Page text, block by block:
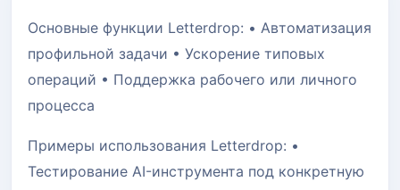
Основные функции Letterdrop: • Автоматизация
профильной задачи • Ускорение типовых
операций • Поддержка рабочего или личного
процесса
Примеры использования Letterdrop: •
Тестирование AI-инструмента под конкретную